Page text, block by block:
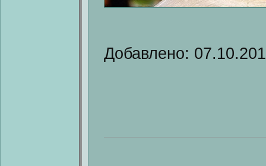
Добавлено: